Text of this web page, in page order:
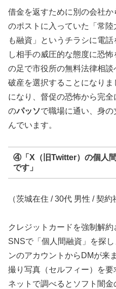
借金を返すために別の会社
のポストに入っていた「常
も融資」というチラシに電
し相手の威圧的な態度に恐
の足で市役所の無料法律相
破産を選択することになり
になり、督促の恐怖から完
のパッソで職場に通い、身
んでいます。
④「X（旧Twitter）の個人
です」
（茨城在住 / 30代 男性 / 契約
クレジットカードを強制解
SNSで「個人間融資」を探
ンのアカウントからDMが来
撮り写真（セルフィー）を要
ネットで調べるとソフト闇金